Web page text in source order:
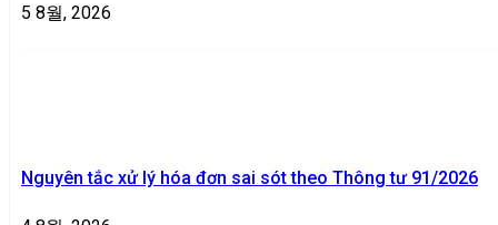
5 8월, 2026
Nguyên tắc xử lý hóa đơn sai sót theo Thông tư 91/2026